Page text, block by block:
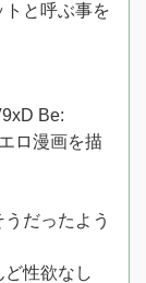
と呼ぶ事を
Be:
ロ漫画を描
だったよう
性欲なし